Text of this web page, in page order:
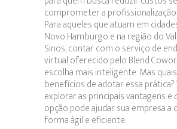
comprometer a
Para aqueles que atuam em
Novo Hamburgo e na região do
Sinos, contar com o serviço de
virtual oferecido pelo Blend
escolha mais inteligente. Mas
benefícios de adotar essa prática?
explorar as principais vantagens e
opção pode ajudar sua empresa a
forma ágil e eficiente.